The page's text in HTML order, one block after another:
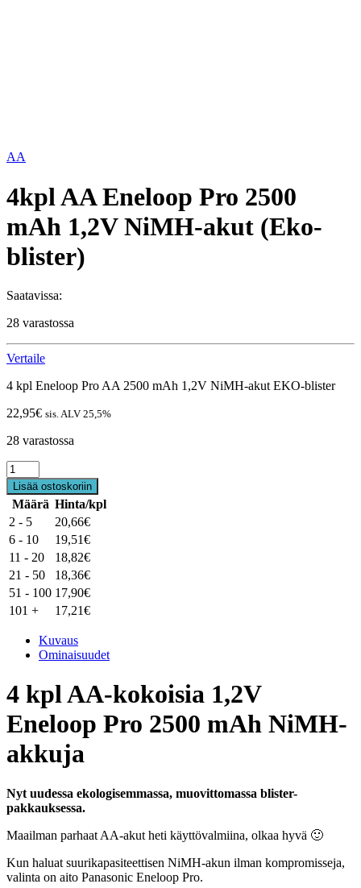
AA
4kpl AA Eneloop Pro 2500
mAh 1,2V NiMH-akut (Eko-
blister)
Saatavissa:
28 varastossa
Vertaile
4 kpl Eneloop Pro AA 2500 mAh 1,2V NiMH-akut EKO-blister
22,95€ sis. ALV 25,5%
28 varastossa
4kpl
AA
Eneloop
Pro
2500
mAh
1,2V
NiMH-
akut
(Eko-
blister)
Lisää ostoskoriin
Määrä Hinta/kpl
2 - 5
20,66€
6 - 10
19,51€
11 - 20
18,82€
21 - 50
18,36€
51 - 100 17,90€
101 +
17,21€
Kuvaus
Ominaisuudet
4 kpl AA-kokoisia 1,2V
Eneloop Pro 2500 mAh NiMH-
akkuja
Nyt uudessa ekologisemmassa, muovittomassa blister-
pakkauksessa.
Maailman parhaat AA-akut heti käyttövalmiina, olkaa hyvä 🙂
Kun haluat suurikapasiteettisen NiMH-akun ilman kompromisseja,
valinta on aito Panasonic Eneloop Pro.